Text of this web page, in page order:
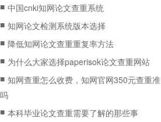
■ 中国cnki知网论文查重系统
■ 知网论文检测系统版本选择
■ 降低知网论文查重重复率方法
■ 为什么大家选择paperisok论文查重网站
■ 知网查重怎么收费，知网官网350元查重准
吗
■ 本科毕业论文查重需要了解的那些事